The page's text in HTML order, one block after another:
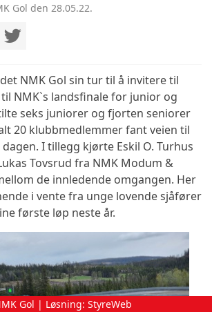
Gol den 28.05.22.
NMK Gol sin tur til å invitere til
NMK`s landsfinale for junior og
seks juniorer og fjorten seniorer
20 klubbmedlemmer fant veien til
I tillegg kjørte Eskil O. Turhus
Tovsrud fra NMK Modum &
de innledende omgangen. Her
i vente fra unge lovende sjåfører
første løp neste år.
Gol | Løsning: StyreWeb